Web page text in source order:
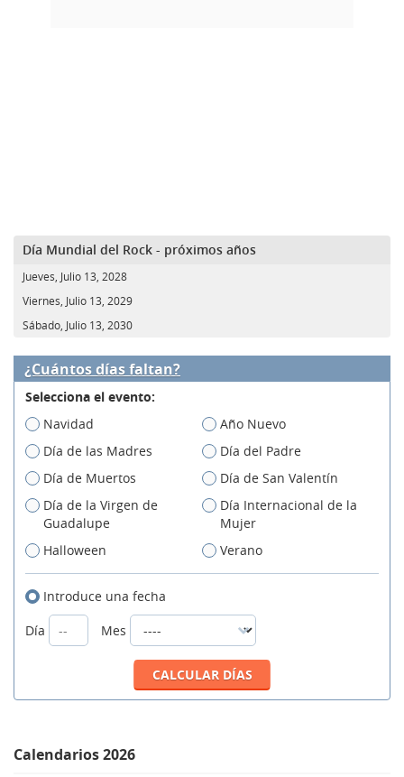
Día Mundial del Rock - próximos años
Jueves, Julio 13, 2028
Viernes, Julio 13, 2029
Sábado, Julio 13, 2030
¿Cuántos días faltan?
Selecciona el evento:
Navidad
Año Nuevo
Día de las Madres
Día del Padre
Día de Muertos
Día de San Valentín
Día de la Virgen de
Guadalupe
Día Internacional de la
Mujer
Halloween
Verano
Introduce una fecha
Día
Mes
Calendarios 2026